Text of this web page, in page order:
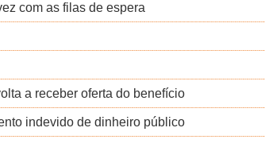
com as filas de espera
a receber oferta do benefício
indevido de dinheiro público